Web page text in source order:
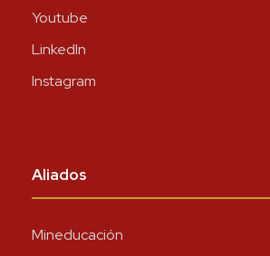
Youtube
LinkedIn
Instagram
Aliados
Mineducación